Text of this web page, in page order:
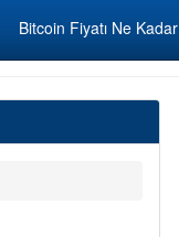
Bitcoin Fiyatı Ne Kadar